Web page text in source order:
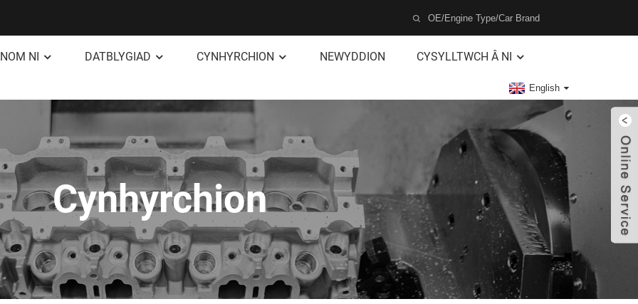
NI DATBLYGIAD CYNHYRCHION NEWYDDION CYSYLLTWCH Â NI
English
Cynhyrchion